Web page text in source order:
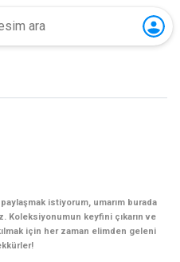
istiyorum, umarım burada
Koleksiyonumun keyfini çıkarın ve
için her zaman elimden geleni